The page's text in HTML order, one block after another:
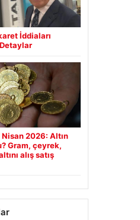
İddiaları
Nisan 2026: Altın
Gram, çeyrek,
alış satış